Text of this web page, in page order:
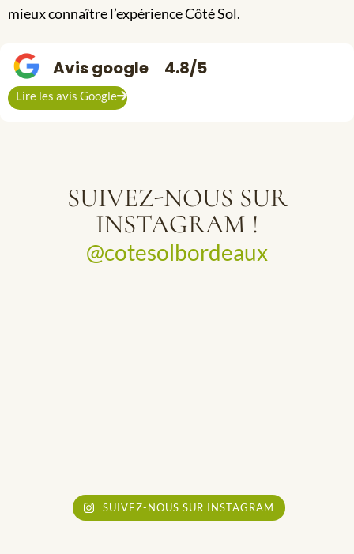
mieux connaître l’expérience Côté Sol.
Avis google 4.8/5
Lire les avis Google
SUIVEZ-NOUS SUR
INSTAGRAM !
@cotesolbordeaux
SUIVEZ-NOUS SUR INSTAGRAM